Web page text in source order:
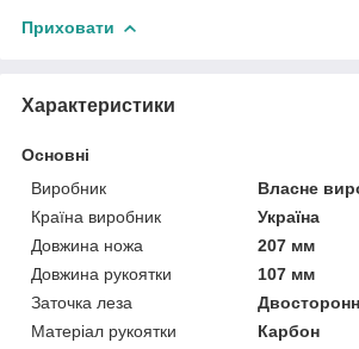
Приховати
Характеристики
Основні
Виробник
Власне
Країна виробник
Україна
Довжина ножа
207 мм
Довжина рукоятки
107 мм
Заточка леза
Матеріал рукоятки
Карбон